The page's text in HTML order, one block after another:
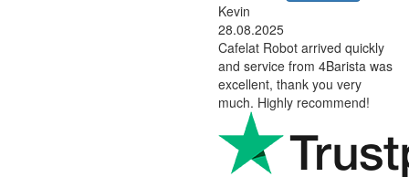
Kevin
28.08.2025
Cafelat Robot arrived quickly
and service from 4Barista was
excellent, thank you very
much. Highly recommend!